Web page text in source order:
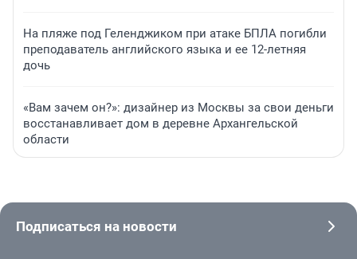
На пляже под Геленджиком при атаке БПЛА погибли
преподаватель английского языка и ее 12-летняя
дочь
«Вам зачем он?»: дизайнер из Москвы за свои деньги
восстанавливает дом в деревне Архангельской
области
Подписаться на новости